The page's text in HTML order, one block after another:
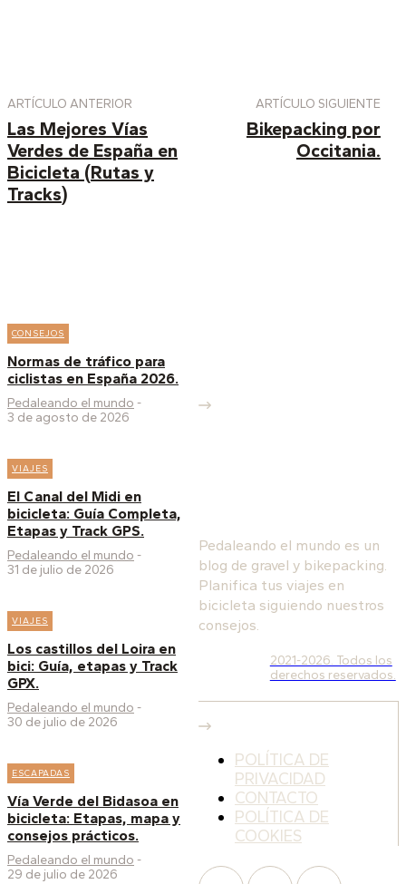
ARTÍCULO ANTERIOR
Las Mejores Vías
Verdes de España en
Bicicleta (Rutas y
Tracks)
ARTÍCULO SIGUIENTE
Bikepacking por
Occitania.
CONSEJOS
Normas de tráfico para
ciclistas en España 2026.
Pedaleando el mundo -
3 de agosto de 2026
VIAJES
El Canal del Midi en
bicicleta: Guía Completa,
Etapas y Track GPS.
Pedaleando el mundo -
31 de julio de 2026
VIAJES
Los castillos del Loira en
bici: Guía, etapas y Track
GPX.
Pedaleando el mundo -
30 de julio de 2026
ESCAPADAS
Vía Verde del Bidasoa en
bicicleta: Etapas, mapa y
consejos prácticos.
Pedaleando el mundo -
29 de julio de 2026
Pedaleando el mundo es un
blog de gravel y bikepacking.
Planifica tus viajes en
bicicleta siguiendo nuestros
consejos.
2021-2026. Todos los
derechos reservados.
POLÍTICA DE
PRIVACIDAD
CONTACTO
POLÍTICA DE
COOKIES